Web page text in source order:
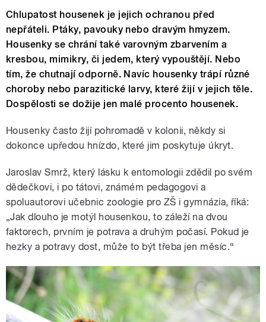
Chlupatost housenek je jejich ochranou před
nepřáteli. Ptáky, pavouky nebo dravým hmyzem.
Housenky se chrání také varovným zbarvením a
kresbou, mimikry, či jedem, který vypouštějí. Nebo
tím, že chutnají odporně. Navíc housenky trápí různé
choroby nebo parazitické larvy, které žijí v jejich těle.
Dospělosti se dožije jen malé procento housenek.
Housenky často žijí pohromadě v kolonii, někdy si
dokonce upředou hnízdo, které jim poskytuje úkryt.
Jaroslav Smrž, který lásku k entomologii zdědil po svém
dědečkovi, i po tátovi, známém pedagogovi a
spoluautorovi učebnic zoologie pro ZŠ i gymnázia, říká:
„Jak dlouho je motýl housenkou, to záleží na dvou
faktorech, prvním je potrava a druhým počasí. Pokud je
hezky a potravy dost, může to být třeba jen měsíc.“